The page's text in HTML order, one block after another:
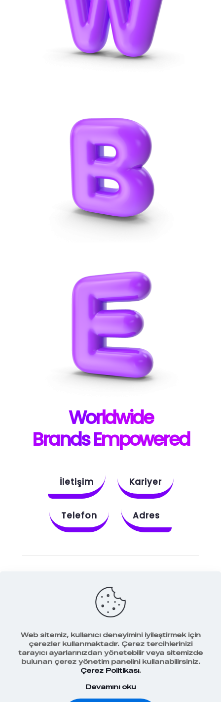
Worldwide
Brands Empowered
İletişim Kariyer
Telefon Adres
Behance
Facebook
Veri Koruma Politikamız
Web sitemiz, kullanıcı deneyimini iyileştirmek için
çerezler kullanmaktadır. Çerez tercihlerinizi
tarayıcı ayarlarınızdan yönetebilir veya sitemizde
bulunan çerez yönetim panelini kullanabilirsiniz.
Çerez Politikası.
Devamını oku